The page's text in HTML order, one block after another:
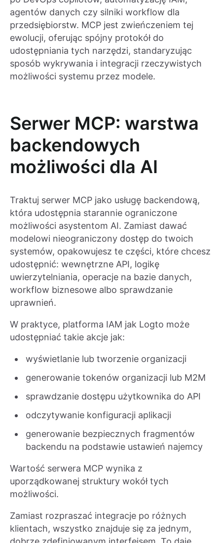
agentów danych czy silniki workflow dla
przedsiębiorstw. MCP jest zwieńczeniem tej
ewolucji, oferując spójny protokół do
udostępniania tych narzędzi, standaryzując
sposób wykrywania i integracji rzeczywistych
możliwości systemu przez modele.
Serwer MCP: warstwa
backendowych
możliwości dla AI
Traktuj serwer MCP jako usługę backendową,
która udostępnia starannie ograniczone
możliwości asystentom AI. Zamiast dawać
modelowi nieograniczony dostęp do twoich
systemów, opakowujesz te części, które chcesz
udostępnić: wewnętrzne API, logikę
uwierzytelniania, operacje na bazie danych,
workflow biznesowe albo sprawdzanie
uprawnień.
W praktyce, platforma IAM jak Logto może
udostępniać takie akcje jak:
wyświetlanie lub tworzenie organizacji
generowanie tokenów organizacji lub M2M
sprawdzanie dostępu użytkownika do API
odczytywanie konfiguracji aplikacji
generowanie bezpiecznych fragmentów
backendu na podstawie ustawień najemcy
Wartość serwera MCP wynika z
uporządkowanej struktury wokół tych
możliwości.
Zamiast rozpraszać integracje po różnych
klientach, wszystko znajduje się za jednym,